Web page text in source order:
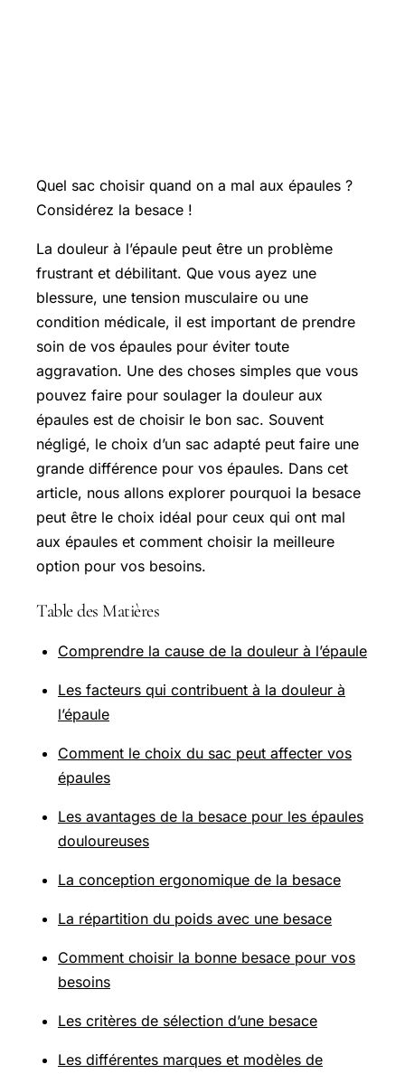
Quel sac choisir quand on a mal aux épaules ?
Considérez la besace !
La douleur à l’épaule peut être un problème
frustrant et débilitant. Que vous ayez une
blessure, une tension musculaire ou une
condition médicale, il est important de prendre
soin de vos épaules pour éviter toute
aggravation. Une des choses simples que vous
pouvez faire pour soulager la douleur aux
épaules est de choisir le bon sac. Souvent
négligé, le choix d’un sac adapté peut faire une
grande différence pour vos épaules. Dans cet
article, nous allons explorer pourquoi la besace
peut être le choix idéal pour ceux qui ont mal
aux épaules et comment choisir la meilleure
option pour vos besoins.
Table des Matières
Comprendre la cause de la douleur à l’épaule
Les facteurs qui contribuent à la douleur à
l’épaule
Comment le choix du sac peut affecter vos
épaules
Les avantages de la besace pour les épaules
douloureuses
La conception ergonomique de la besace
La répartition du poids avec une besace
Comment choisir la bonne besace pour vos
besoins
Les critères de sélection d’une besace
Les différentes marques et modèles de